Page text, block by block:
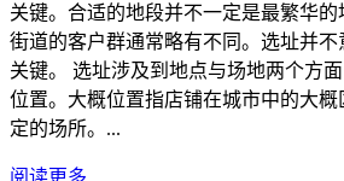
关键。合适的地段并不一定是最繁华
街道的客户群通常略有不同。选址并
关键。 选址涉及到地点与场地两个方
位置。大概位置指店铺在城市中的大
定的场所。...
阅读更多